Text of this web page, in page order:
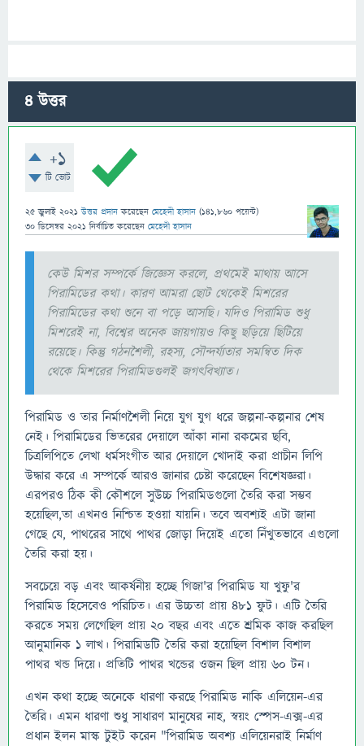
4উত্তর
+1
টি ভোট
25 জুলাই 2021 উত্তর প্রদান করেছেন মেহেদী হাসান (141,860 পয়েন্ট)
30 ডিসেম্বর 2021 নির্বাচিত করেছেন মেহেদী হাসান
কেউ মিশর সম্পর্কে জিজ্ঞেস করলে, প্রথমেই মাথায় আসে
পিরামিডের কথা। কারণ আমরা ছোট থেকেই মিশরের
পিরামিডের কথা শুনে বা পড়ে আসছি। যদিও পিরামিড শুধু
মিশরেই না, বিশ্বের অনেক জায়গায়ও কিছু ছড়িয়ে ছিটিয়ে
রয়েছে। কিন্তু গঠনশৈলী, রহস্য, সৌন্দর্য্যতার সমন্বিত দিক
থেকে মিশরের পিরামিডগুলই জগৎবিখ্যাত।
পিরামিড ও তার নির্মাণশৈলী নিয়ে যুগ যুগ ধরে জল্পনা-কল্পনার শেষ
নেই। পিরামিডের ভিতরের দেয়ালে আঁকা নানা রকমের ছবি,
চিত্রলিপিতে লেখা ধর্মসংগীত আর দেয়ালে খোদাই করা প্রাচীন লিপি
উদ্ধার করে এ সম্পর্কে আরও জানার চেষ্টা করেছেন বিশেষজ্ঞরা।
এরপরও ঠিক কী কৌশলে সুউচ্চ পিরামিডগুলো তৈরি করা সম্ভব
হয়েছিল,তা এখনও নিশ্চিত হওয়া যায়নি। তবে অবশ্যই এটা জানা
গেছে যে, পাথরের সাথে পাথর জোড়া দিয়েই এতো নিঁখুতভাবে এগুলো
তৈরি করা হয়।
সবচেয়ে বড় এবং আকর্ষনীয় হচ্ছে গিজা'র পিরামিড যা খুফু'র
পিরামিড হিসেবেও পরিচিত। এর উচ্চতা প্রায় ৪৮১ ফুট। এটি তৈরি
করতে সময় লেগেছিল প্রায় ২০ বছর এবং এতে শ্রমিক কাজ করছিল
আনুমানিক ১ লাখ। পিরামিডটি তৈরি করা হয়েছিল বিশাল বিশাল
পাথর খন্ড দিয়ে। প্রতিটি পাথর খন্ডের ওজন ছিল প্রায় ৬০ টন।
এখন কথা হচ্ছে অনেকে ধারণা করছে পিরামিড নাকি এলিয়েন-এর
তৈরি। এমন ধারণা শুধু সাধারণ মানুষের নাহ, স্বয়ং স্পেস-এক্স-এর
প্রধান ইলন মাস্ক টুইট করেন "পিরামিড অবশ্য এলিয়েনরাই নির্মাণ